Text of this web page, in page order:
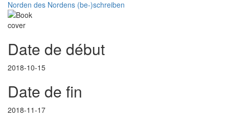
Norden des Nordens (be-)schreiben
Date de début
2018-10-15
Date de fin
2018-11-17